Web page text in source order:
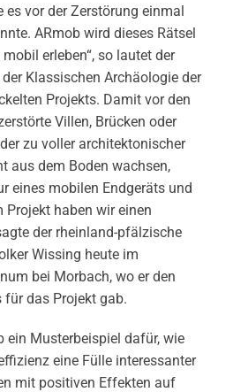
es vor der Zerstörung einmal
ARmob wird dieses Rätsel
erleben“, so lautet der
Klassischen Archäologie der
Projekts. Damit vor den
Villen, Brücken oder
zu voller architektonischer
aus dem Boden wachsen,
eines mobilen Endgeräts und
Projekt haben wir einen
der rheinland-pfälzische
Wissing heute im
bei Morbach, wo er den
das Projekt gab.
ein Musterbeispiel dafür, wie
eine Fülle interessanter
mit positiven Effekten auf